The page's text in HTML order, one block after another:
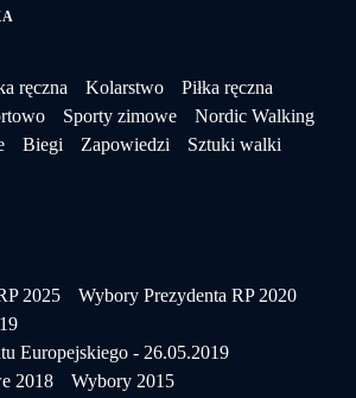
ręczna Kolarstwo
Piłka ręczna
Sporty zimowe
Nordic Walking
Biegi Zapowiedzi
Sztuki walki
2025
Wybory Prezydenta RP 2020
Europejskiego - 26.05.2019
2018
Wybory 2015